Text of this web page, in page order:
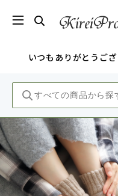
いつもありがとうご